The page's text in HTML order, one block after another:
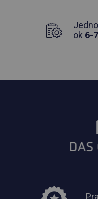
ok 6-